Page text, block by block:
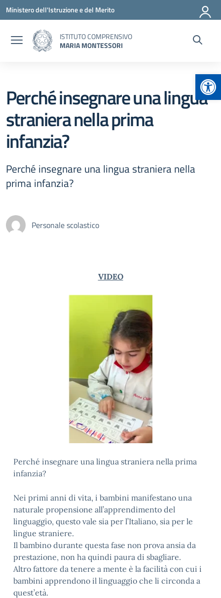
Vai ai contenuti
Vai al menu di navigazione
Vai al footer
Ministero dell'Istruzione e del Merito
ISTITUTO COMPRENSIVO
MARIA MONTESSORI
Perché insegnare una lingua
straniera nella prima
infanzia?
Perché insegnare una lingua straniera nella
prima infanzia?
Personale scolastico
VIDEO
Perché insegnare una lingua straniera nella prima
infanzia?
Nei primi anni di vita, i bambini manifestano una
naturale propensione all’apprendimento del
linguaggio, questo vale sia per l’Italiano, sia per le
lingue straniere.
Il bambino durante questa fase non prova ansia da
prestazione, non ha quindi paura di sbagliare.
Altro fattore da tenere a mente è la facilità con cui i
bambini apprendono il linguaggio che li circonda a
quest’età.